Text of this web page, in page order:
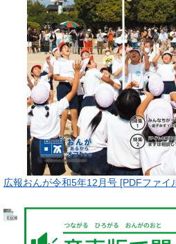
広報おんが令和5年12月号 [PDFファイ